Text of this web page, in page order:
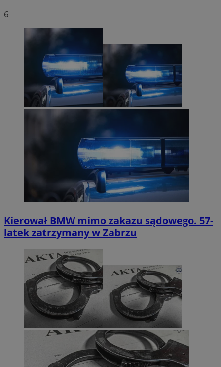
6
Kierował BMW mimo zakazu sądowego. 57-
latek zatrzymany w Zabrzu